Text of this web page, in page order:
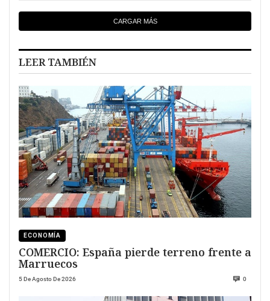
CARGAR MÁS
LEER TAMBIÉN
ECONOMÍA
COMERCIO: España pierde terreno frente a
Marruecos
5 De Agosto De 2026 0